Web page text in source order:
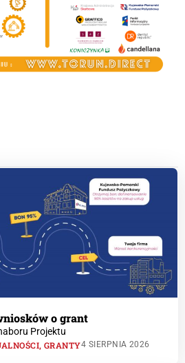
o grant
Projektu
, GRANTY4 SIERPNIA 2026